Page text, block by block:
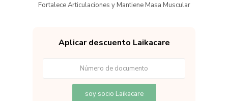
Fortalece Articulaciones y Mantiene Masa Muscular
Aplicar descuento Laikacare
soy socio Laikacare